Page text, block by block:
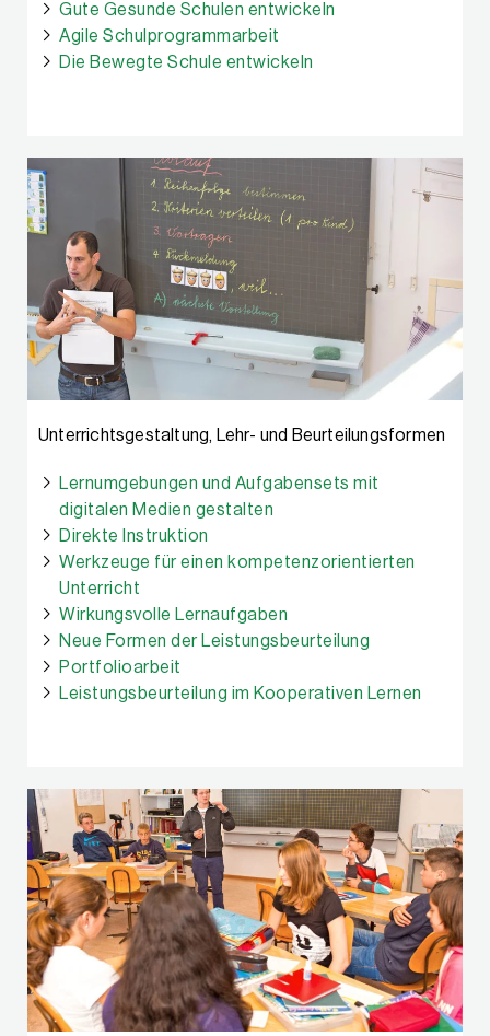
Gute Gesunde Schulen entwickeln
Agile Schulprogrammarbeit
Die Bewegte Schule entwickeln
Unterrichtsgestaltung, Lehr- und Beurteilungsformen
Lernumgebungen und Aufgabensets mit
digitalen Medien gestalten
Direkte Instruktion
Werkzeuge für einen kompetenzorientierten
Unterricht
Wirkungsvolle Lernaufgaben
Neue Formen der Leistungsbeurteilung
Portfolioarbeit
Leistungsbeurteilung im Kooperativen Lernen